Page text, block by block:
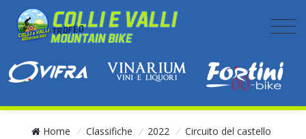
Home / Classifiche / 2022 / Circuito del castello